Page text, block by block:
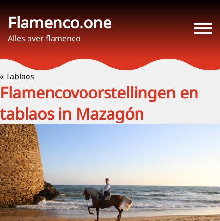
Flamenco.one
Alles over flamenco
« Tablaos
Flamencovoorstellingen en
tablaos in Mazagón